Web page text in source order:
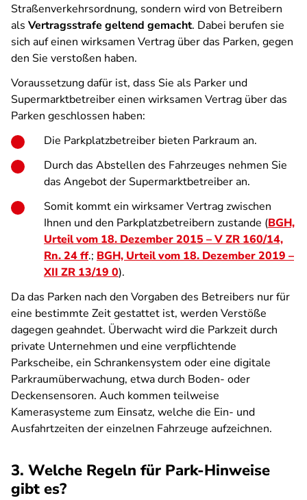
Straßenverkehrsordnung, sondern wird von Betreibern
als Vertragsstrafe geltend gemacht. Dabei berufen sie
sich auf einen wirksamen Vertrag über das Parken, gegen
den Sie verstoßen haben.
Voraussetzung dafür ist, dass Sie als Parker und
Supermarktbetreiber einen wirksamen Vertrag über das
Parken geschlossen haben:
Die Parkplatzbetreiber bieten Parkraum an.
Durch das Abstellen des Fahrzeuges nehmen Sie
das Angebot der Supermarktbetreiber an.
Somit kommt ein wirksamer Vertrag zwischen
Ihnen und den Parkplatzbetreibern zustande (BGH,
Urteil vom 18. Dezember 2015 – V ZR 160/14,
Rn. 24 ff.; BGH, Urteil vom 18. Dezember 2019 –
XII ZR 13/19 0).
Da das Parken nach den Vorgaben des Betreibers nur für
eine bestimmte Zeit gestattet ist, werden Verstöße
dagegen geahndet. Überwacht wird die Parkzeit durch
private Unternehmen und eine verpflichtende
Parkscheibe, ein Schrankensystem oder eine digitale
Parkraumüberwachung, etwa durch Boden- oder
Deckensensoren. Auch kommen teilweise
Kamerasysteme zum Einsatz, welche die Ein- und
Ausfahrtzeiten der einzelnen Fahrzeuge aufzeichnen.
3. Welche Regeln für Park-Hinweise
gibt es?